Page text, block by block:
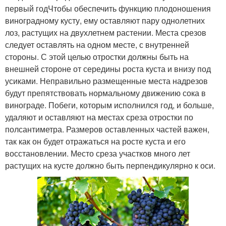
первый годЧтобы обеспечить функцию плодоношения
виноградному кусту, ему оставляют пару однолетних
лоз, растущих на двухлетнем растении. Места срезов
следует оставлять на одном месте, с внутренней
стороны. С этой целью отростки должны быть на
внешней стороне от середины роста куста и внизу под
усиками. Неправильно размещенные места надрезов
будут препятствовать нормальному движению сока в
винограде. Побеги, которым исполнился год, и больше,
удаляют и оставляют на местах среза отростки по
полсантиметра. Размеров оставленных частей важен,
так как он будет отражаться на росте куста и его
восстановлении. Место среза участков много лет
растущих на кусте должно быть перпендикулярно к оси.